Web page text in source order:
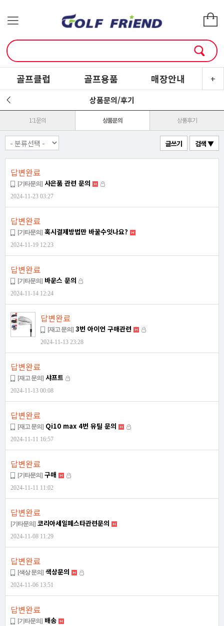
+
골프클럽 골프용품 매장안내 소
상품문의/후기
1:1문의 상품문의 상품후기
글쓰기 검색 ▼
답변완료
[기타문의] 사은품 관련 문의
2024-11-23 03:27
답변완료
[기타문의] 혹시결제방법만 바꿀수잇나요?
2024-11-19 12:23
답변완료
[기타문의] 바운스 문의
2024-11-14 12:24
답변완료
[재고 문의] 3번 아이언 구매관련
2024-11-13 23:28
답변완료
[재고 문의] 샤프트
2024-11-13 00:08
답변완료
[재고 문의] Qi10 max 4번 유틸 문의
2024-11-11 16:57
답변완료
[기타문의] 구매
2024-11-11 11:02
답변완료
[기타문의] 코리아세일페스타관련문의
2024-11-08 11:29
답변완료
[색상 문의] 색상문의
2024-11-06 13:51
답변완료
[기타문의] 배송